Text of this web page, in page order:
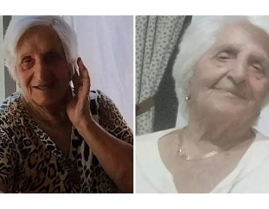
SOCIETÀ
CULTURA
ECONOMIA E LAVORO
EVENTI
SPORT
Streaming
LAC TV